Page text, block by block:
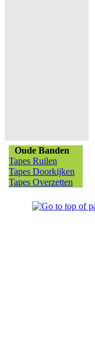
Oude Banden
Tapes Ruilen
Tapes Doorkijken
Tapes Overzetten